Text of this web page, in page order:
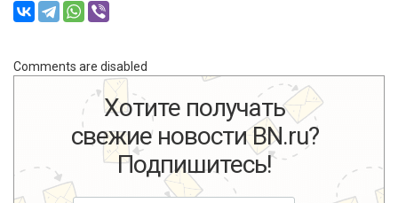
Comments are disabled
Хотите получать
свежие новости BN.ru?
Подпишитесь!